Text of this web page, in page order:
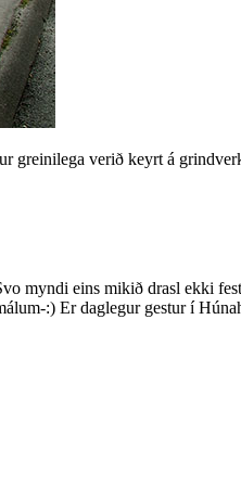
greinilega verið keyrt á
eins mikið drasl ekki
:) Er daglegur gestur í